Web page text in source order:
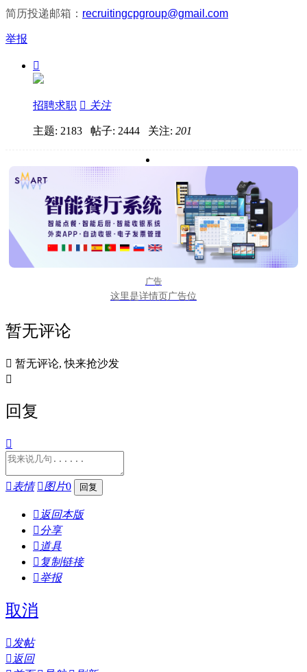
简历投递邮箱： recruitingcpgroup@gmail.com
举报

招聘求职  关注
主题: 2183 帖子: 2444 关注: 201
广告
这里是详情页广告位
暂无评论
 暂无评论, 快来抢沙发

回复

表情 图片0
 返回本版
分享
 道具
 复制链接
举报
取消
发帖
 返回